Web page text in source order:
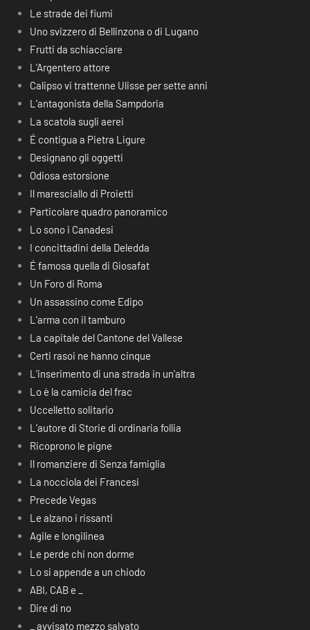
Le strade dei fiumi
Uno svizzero di Bellinzona o di Lugano
Frutti da schiacciare
L’Argentero attore
Calipso vi trattenne Ulisse per sette anni
L’antagonista della Sampdoria
La scatola sugli aerei
É contigua a Pietra Ligure
Designano gli oggetti
Odiosa estorsione
Il maresciallo di Proietti
Particolare quadro panoramico
Lo sono i Canadesi
I concittadini della Deledda
É famosa quella di Giosafat
Un Foro di Roma
Un assassino come Edipo
L’arma con il tamburo
La capitale del Cantone del Vallese
Certi rasoi ne hanno cinque
L’inserimento di una strada in un’altra
Lo è la camicia del frac
Uccelletto solitario
L’autore di Storie di ordinaria follia
Ricoprono le pigne
Il romanziere di Senza famiglia
La nocciola dei Francesi
Precede Vegas
Le alzano i rissanti
Agile e longilinea
Le perde chi non dorme
Lo si appende a un chiodo
ABI, CAB e _
Dire di no
_ avvisato mezzo salvato